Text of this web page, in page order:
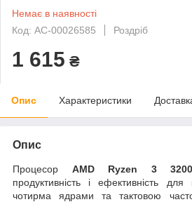
Немає в наявності
Код: AC-00026585
Роздріб
1 615 ₴
Опис Характеристики
Опис
Процесор AMD Ryzen 3
продуктивність і ефективність
чотирма ядрами та тактовою